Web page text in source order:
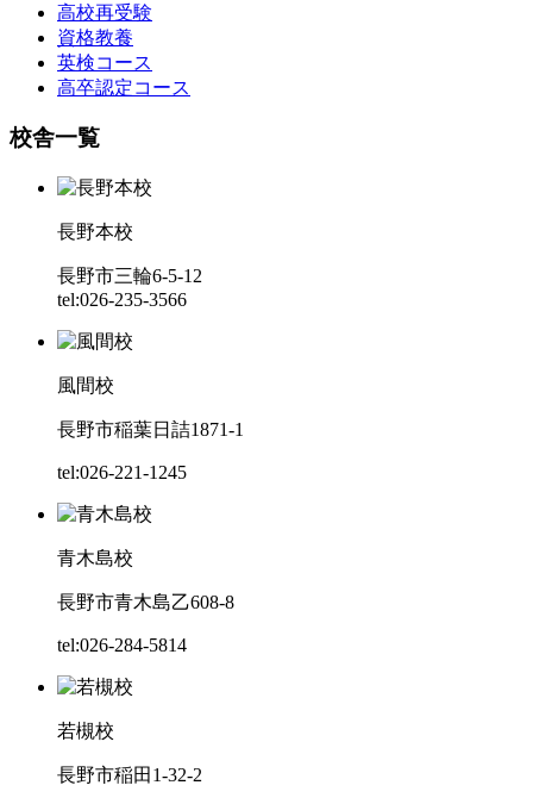
高校再受験
資格教養
英検コース
高卒認定コース
校舎一覧
長野本校
長野市三輪6-5-12
tel:026-235-3566
風間校
長野市稲葉日詰1871-1
tel:026-221-1245
青木島校
長野市青木島乙608-8
tel:026-284-5814
若槻校
長野市稲田1-32-2